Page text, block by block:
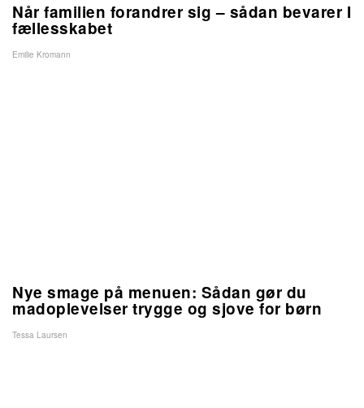
Når familien forandrer sig – sådan bevarer I
fællesskabet
Emilie Kromann
Nye smage på menuen: Sådan gør du
madoplevelser trygge og sjove for børn
Tessa Laursen